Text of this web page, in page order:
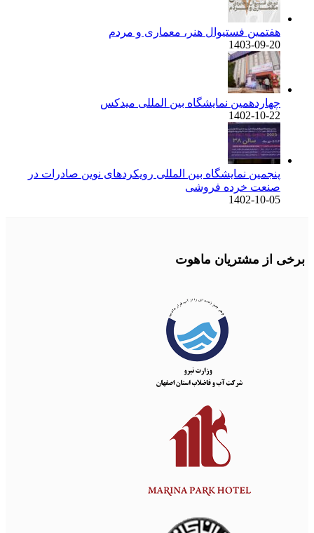
هفتمین فستیوال هنر، معماری و مردم
1403-09-20
چهاردهمین نمایشگاه بین المللی میدکس
1402-10-22
پنجمین نمایشگاه بین المللی رویکردهای نوین صادرات در
صنعت خرده فروشی
1402-10-05
برخی از مشتریان ماهوت